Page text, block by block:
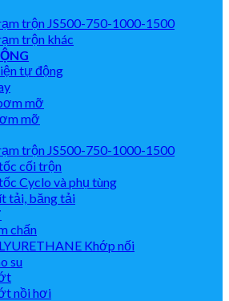
trộn JS500-750-1000-1500
trộn khác
tự động
mỡ
mỡ
trộn JS500-750-1000-1500
cối trộn
Cyclo và phụ tùng
tải, băng tải
chấn
Khớp nối
su
nồi hơi